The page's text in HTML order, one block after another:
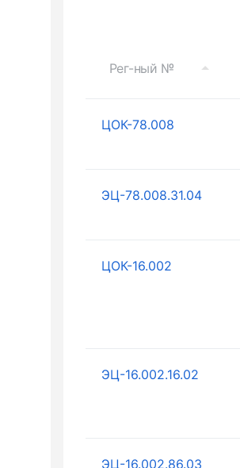
Рег-ный №
ЦОК-78.008
ЭЦ-78.008.31.04
ЦОК-16.002
ЭЦ-16.002.16.02
ЭЦ-16.002.86.03